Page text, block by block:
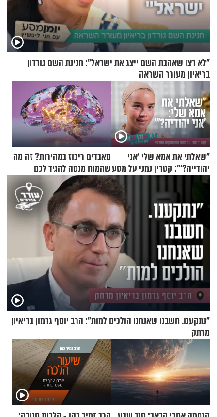
"לא רצו שאהבת השם ייצג את ישראל": חנינת השם גורדון
בריאיון מעורר השראה
"שאלתי את אמא שלי 'אני
יהודייה?'": קטרין נמני על מסע
ההתחזקות המרגש
מאבדים ריכוז במהירות? זה מה
שהמוח מנסה להגיד לכם
"נתקענו. חשבנו שאנחנו הולכים למות": הרב יוסף גרמון בריאיון
מרתק